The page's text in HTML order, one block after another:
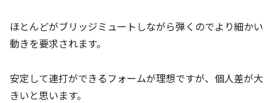
ほとんどがブリッジミュートしながら弾くのでより細かい
動きを要求されます。
安定して連打ができるフォームが理想ですが、個人差が大
きいと思います。